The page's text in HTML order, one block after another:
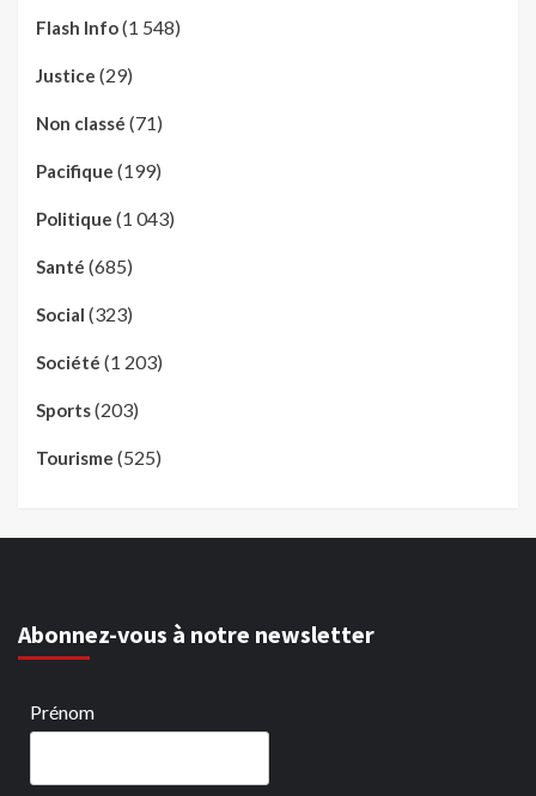
Flash Info(1 548)
Justice (29)
Non classé (71)
Pacifique (199)
Politique (1 043)
Santé (685)
Social (323)
Société (1 203)
Sports(203)
Tourisme (525)
Abonnez-vous à notre newsletter
Prénom